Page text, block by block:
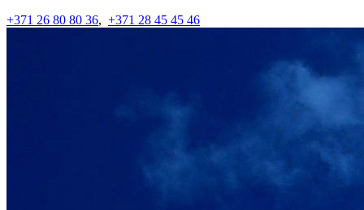
+371 26 80 80 36, +371 28 45 45 46